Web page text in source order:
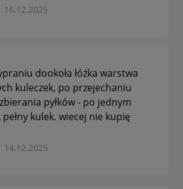
16.12.2025
14.12.2025
dookoła łóżka warstwa
kuleczek, po przejechaniu
pyłków - po jednym
pełny kulek. wiecej nie kupię